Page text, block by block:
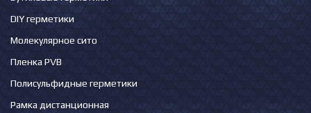
DIY герметики
Молекулярное сито
Пленка PVB
Полисульфидные герметики
Рамка дистанционная